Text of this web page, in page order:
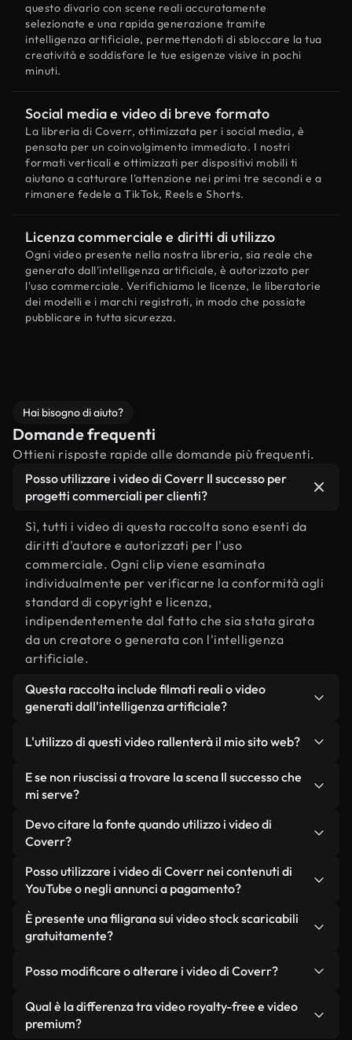
questo divario con scene reali accuratamente
selezionate e una rapida generazione tramite
intelligenza artificiale, permettendoti di sbloccare la tua
creatività e soddisfare le tue esigenze visive in pochi
minuti.
Social media e video di breve formato
La libreria di Coverr, ottimizzata per i social media, è
pensata per un coinvolgimento immediato. I nostri
formati verticali e ottimizzati per dispositivi mobili ti
aiutano a catturare l'attenzione nei primi tre secondi e a
rimanere fedele a TikTok, Reels e Shorts.
Licenza commerciale e diritti di utilizzo
Ogni video presente nella nostra libreria, sia reale che
generato dall'intelligenza artificiale, è autorizzato per
l'uso commerciale. Verifichiamo le licenze, le liberatorie
dei modelli e i marchi registrati, in modo che possiate
pubblicare in tutta sicurezza.
Hai bisogno di aiuto?
Domande frequenti
Ottieni risposte rapide alle domande più frequenti.
Posso utilizzare i video di Coverr Il successo per
progetti commerciali per clienti?
Sì, tutti i video di questa raccolta sono esenti da
diritti d'autore e autorizzati per l'uso
commerciale. Ogni clip viene esaminata
individualmente per verificarne la conformità agli
standard di copyright e licenza,
indipendentemente dal fatto che sia stata girata
da un creatore o generata con l'intelligenza
artificiale.
Questa raccolta include filmati reali o video
generati dall'intelligenza artificiale?
da filmati reali, girati da persone, relativi a Il
successo, e da video generati dall'intelligenza
artificiale. Ogni video è chiaramente etichettato,
L'utilizzo di questi video rallenterà il mio sito web?
Non se scegli le nostre versioni ottimizzate.
Offriamo formati leggeri e pronti per il web,
mantengono alta la qualità, riducono al minimo i
tempi di caricamento e migliorano parametri
come LCP.
E se non riuscissi a trovare la scena Il successo che
mi serve?
Puoi crearne uno all'istante utilizzando Coverr AI
Studio. Ti basta descrivere la scena, ad esempio "Il
pochi secondi un video personalizzato in
conformità con i nostri standard di licenza.
Devo citare la fonte quando utilizzo i video di
Coverr?
Non è richiesto alcun riconoscimento dell'autore.
Tutti i video presenti nella nostra libreria sono
senza citare il creatore, sebbene sia sempre
gradito.
Posso utilizzare i video di Coverr nei contenuti di
YouTube o negli annunci a pagamento?
Sì. Tutti i filmati di Coverr possono essere utilizzati
in video monetizzati su YouTube, promozioni sui
condizione che non si rivendano o ridistribuiscano
È presente una filigrana sui video stock scaricabili
gratuitamente?
reali o generati dall'intelligenza artificiale, include
filigrane. Avrai a disposizione filmati puliti e pronti
all'uso.
Posso modificare o alterare i video di Coverr?
Sì. Siete liberi di tagliare, ritagliare o remixare i
nostri video. Assicuratevi solo che il prodotto
Qual è la differenza tra video royalty-free e video
premium?